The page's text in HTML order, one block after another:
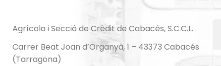
Agrícola i Secció de Crèdit de Cabacés, S.C.C.L.
Carrer Beat Joan d’Organyà, 1 – 43373 Cabacés
(Tarragona)